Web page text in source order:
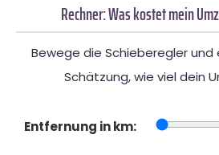
Rechner: Was kostet mein
Bewege die Schieberegler
Schätzung, wie viel dein
Entfernung in km: